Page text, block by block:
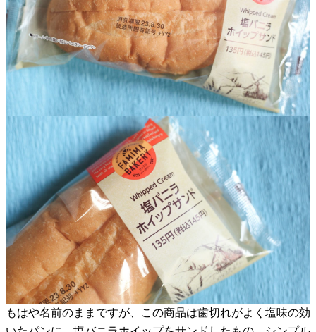
もはや名前のままですが、この商品は歯切れがよく塩味の効